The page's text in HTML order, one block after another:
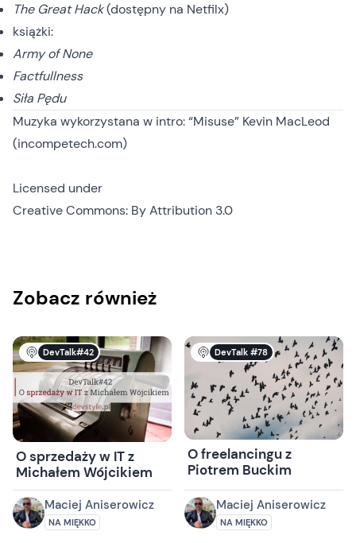
The Great Hack(dostępny na Netfilx)
książki:
Army of None
Factfullness
Siła Pędu
Muzyka wykorzystana w intro: “Misuse” Kevin MacLeod
(incompetech.com)
Licensed under
Creative Commons: By Attribution 3.0
Zobacz również
DevTalk#42
O sprzedaży w IT z
Michałem Wójcikiem
Maciej Aniserowicz
NA MIĘKKO
DevTalk #78
O freelancingu z
Piotrem Buckim
Maciej Aniserowicz
NA MIĘKKO